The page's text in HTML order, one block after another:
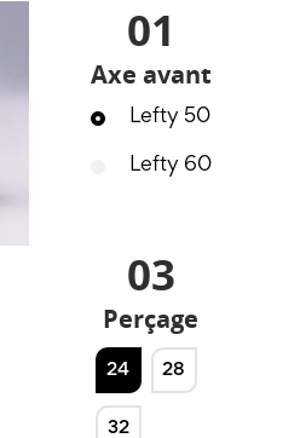
01
Axe avant
Lefty 50
Lefty 60
03
Perçage
24 28
32